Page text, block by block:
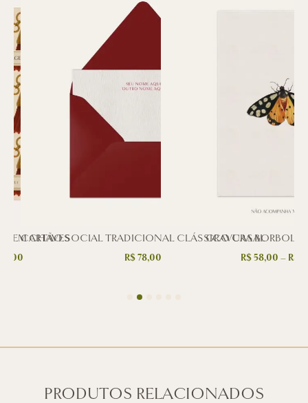
CHAVES
CARTÃO SOCIAL TRADICIONAL CLÁSSICO CASAL
R$78,00
GRAVURA
R$58,00 – R$
PRODUTOS RELACIONADOS